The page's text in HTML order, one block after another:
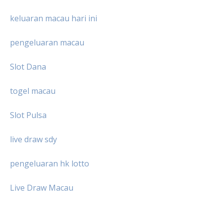
keluaran macau hari ini
pengeluaran macau
Slot Dana
togel macau
Slot Pulsa
live draw sdy
pengeluaran hk lotto
Live Draw Macau